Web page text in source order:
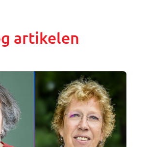
artikelen